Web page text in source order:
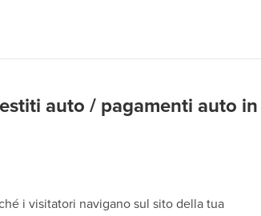
auto / pagamenti auto in
i visitatori navigano sul sito della tua